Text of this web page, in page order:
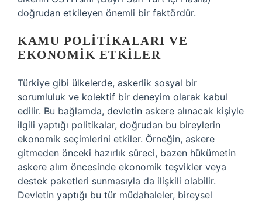
doğrudan etkileyen önemli bir faktördür.
KAMU POLITIKALARI VE
EKONOMIK ETKILER
Türkiye gibi ülkelerde, askerlik sosyal bir
sorumluluk ve kolektif bir deneyim olarak kabul
edilir. Bu bağlamda, devletin askere alınacak kişiyle
ilgili yaptığı politikalar, doğrudan bu bireylerin
ekonomik seçimlerini etkiler. Örneğin, askere
gitmeden önceki hazırlık süreci, bazen hükümetin
askere alım öncesinde ekonomik teşvikler veya
destek paketleri sunmasıyla da ilişkili olabilir.
Devletin yaptığı bu tür müdahaleler, bireysel